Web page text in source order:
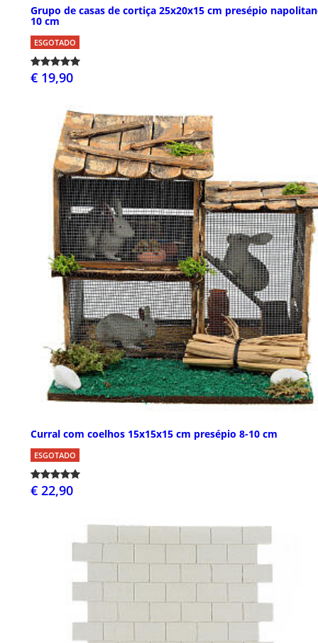
Grupo de casas de cortiça 25x20x15 cm presépio
10 cm
ESGOTADO
€ 19,90
Curral com coelhos 15x15x15 cm presépio 8-10 cm
ESGOTADO
€ 22,90